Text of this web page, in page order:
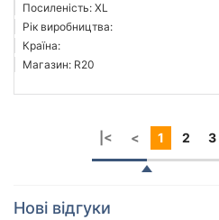
Посиленість: XL
Рік виробництва:
Країна:
Магазин: R20
|< < 1 2 3
Нові відгуки